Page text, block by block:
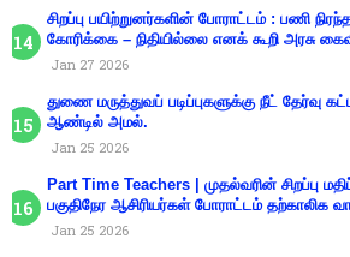
சிறப்பு பயிற்றுனர்களின் போராட்டம் : பணி
கோரிக்கை – நிதியில்லை எனக் கூறி அரசு
Jan 27 2026
துணை மருத்துவப் படிப்புகளுக்கு நீட் தேர்வு
ஆண்டில் அமல்.
Jan 25 2026
Part Time Teachers | முதல்வரின் சிறப்பு
பகுதிநேர ஆசிரியர்கள் போராட்டம் தற்காலிக
Jan 25 2026